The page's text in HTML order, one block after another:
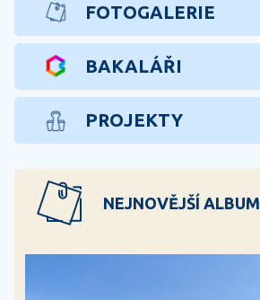
FOTOGALERIE
BAKALÁŘI
PROJEKTY
NEJNOVĚJŠÍ ALBUM